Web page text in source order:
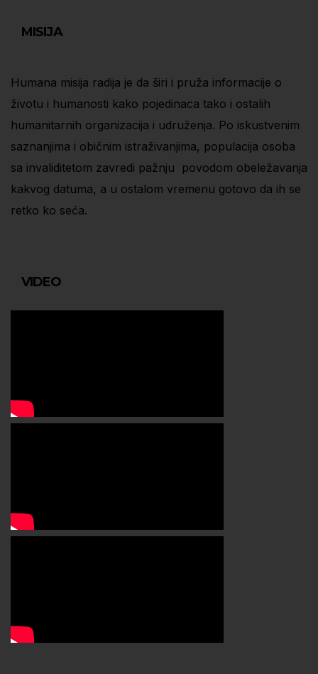
MISIJA
Humana misija radija je da širi i pruža informacije o
životu i humanosti kako pojedinaca tako i ostalih
humanitarnih organizacija i udruženja. Po iskustvenim
saznanjima i običnim istraživanjima, populacija osoba
sa invaliditetom zavredi pažnju povodom obeležavanja
kakvog datuma, a u ostalom vremenu gotovo da ih se
retko ko seća.
VIDEO